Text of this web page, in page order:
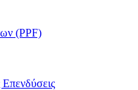
(PPF)
Επενδύσεις